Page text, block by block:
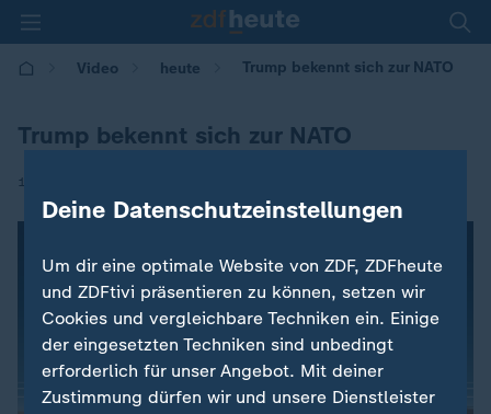
Video heute Trump bekennt sich zur NATO
Trump bekennt sich zur NATO
13.04.2017 | 08:54
Deine Datenschutzeinstellungen
Um dir eine optimale Website von ZDF, ZDFheute
und ZDFtivi präsentieren zu können, setzen wir
Cookies und vergleichbare Techniken ein. Einige
der eingesetzten Techniken sind unbedingt
erforderlich für unser Angebot. Mit deiner
Zustimmung dürfen wir und unsere Dienstleister